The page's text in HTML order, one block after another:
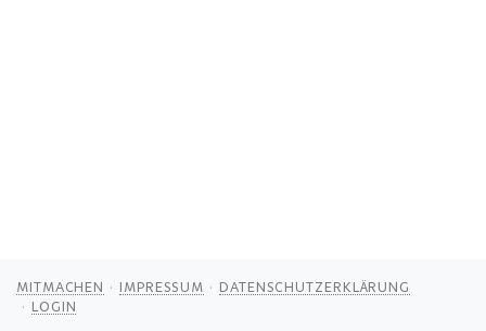
MITMACHEN IMPRESSUM
DATENSCHUTZERKLÄRUNG
LOGIN